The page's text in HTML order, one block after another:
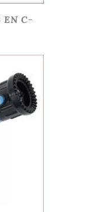
EN C-